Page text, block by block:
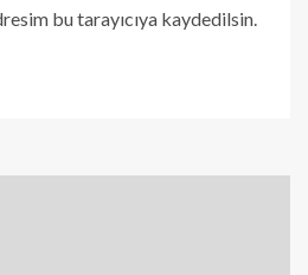
bu tarayıcıya kaydedilsin.